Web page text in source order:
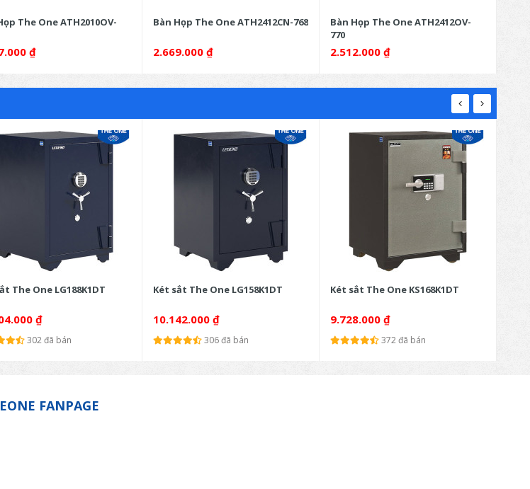
The One ATH2010OV-
₫
Bàn Họp The One ATH2412CN-768
2.669.000 ₫
Bàn Họp The One ATH2412OV-
770
2.512.000 ₫
The One LG188K1DT
₫
302 đã bán
Két sắt The One LG158K1DT
10.142.000 ₫
306 đã bán
Két sắt The One KS168K1DT
9.728.000 ₫
372 đã bán
FANPAGE